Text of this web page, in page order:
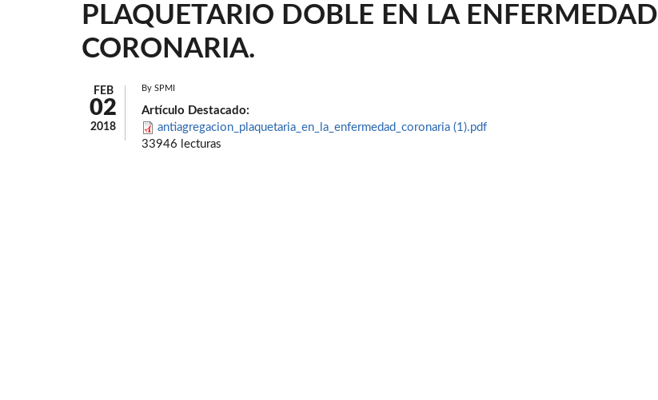
PLAQUETARIO DOBLE EN LA ENFERMEDAD
CORONARIA.
FEB
02
2018
By SPMI
Artículo Destacado:
antiagregacion_plaquetaria_en_la_enfermedad_coronaria (1).pdf
33946 lecturas